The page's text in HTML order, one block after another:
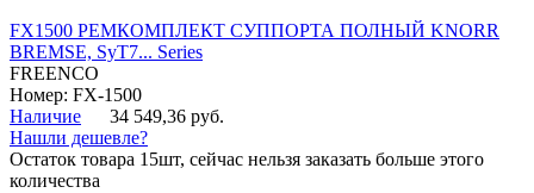
FX1500 РЕМКОМПЛЕКТ СУППОРТА ПОЛНЫЙ KNORR
BREMSE, SyT7... Series
FREENCO
Номер: FX-1500
Наличие
34 549,36 руб.
Нашли дешевле?
Остаток товара 15шт, сейчас нельзя заказать больше этого
количества